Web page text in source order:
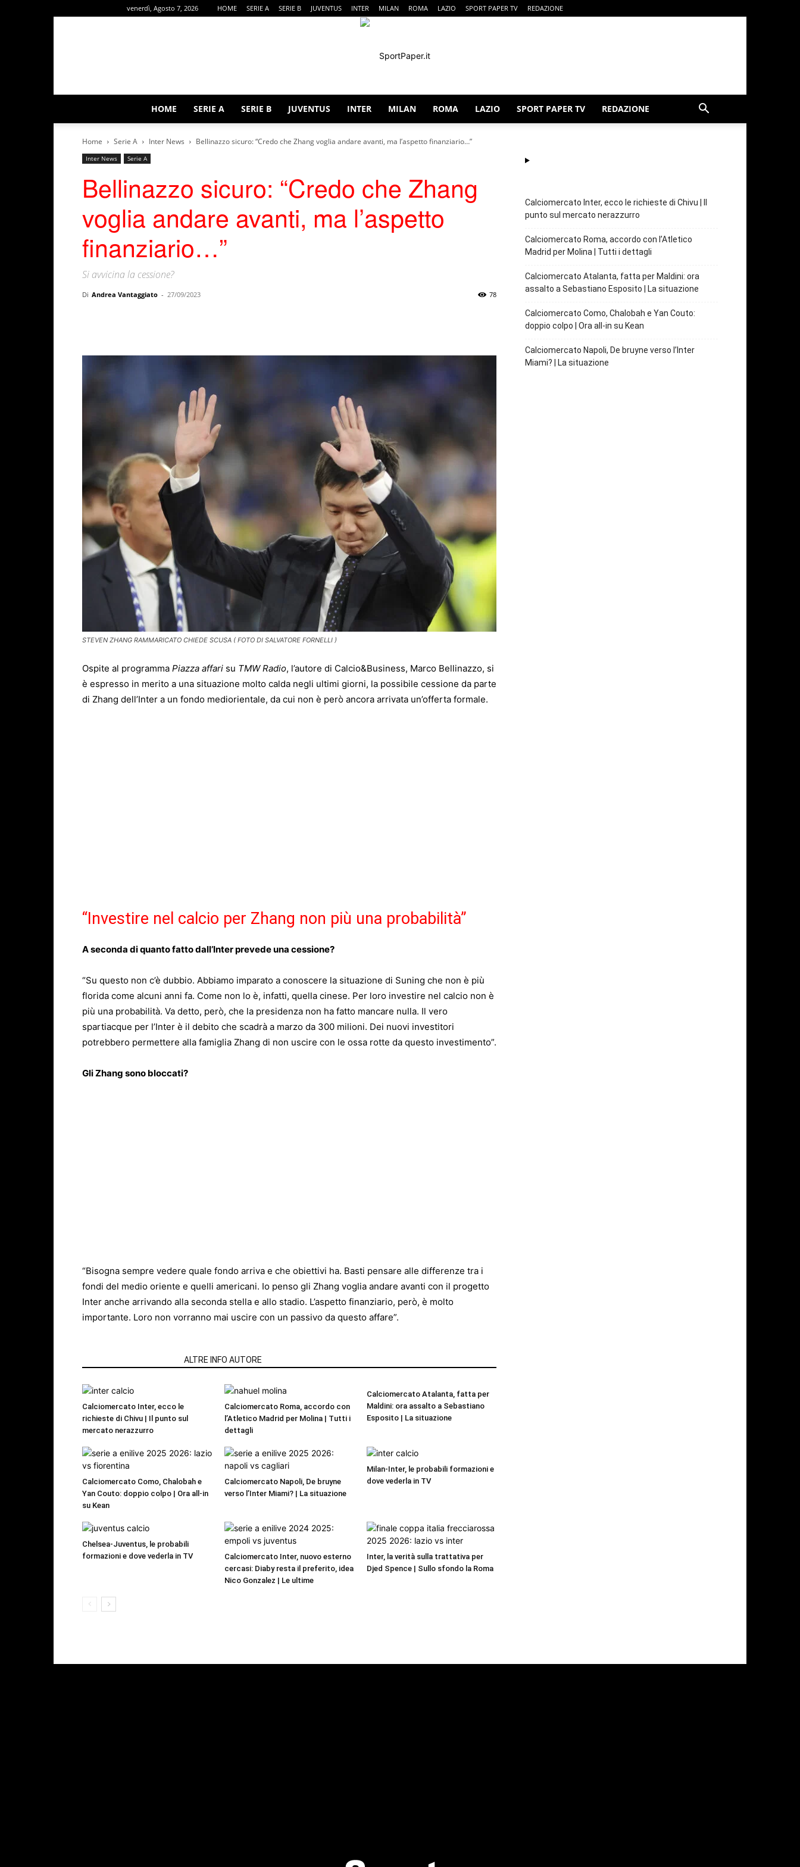
venerdì, Agosto 7, 2026 HOME SERIE A SERIE B JUVENTUS INTER MILAN ROMA LAZIO SPORT PAPER TV REDAZIONE
HOME SERIE A SERIE B JUVENTUS INTER MILAN ROMA LAZIO SPORT PAPER TV REDAZIONE
Home Serie A Inter News Bellinazzo sicuro: “Credo che Zhang voglia andare avanti, ma l’aspetto finanziario…”
Inter News Serie A
Bellinazzo sicuro: “Credo che Zhang
voglia andare avanti, ma l’aspetto
finanziario…”
Si avvicina la cessione?
Di Andrea Vantaggiato - 27/09/2023 78
STEVEN ZHANG RAMMARICATO CHIEDE SCUSA ( FOTO DI SALVATORE FORNELLI )
Ospite al programma Piazza affari su TMW Radio, l’autore di Calcio&Business, Marco Bellinazzo, si
è espresso in merito a una situazione molto calda negli ultimi giorni, la possibile cessione da parte
di Zhang dell’Inter a un fondo mediorientale, da cui non è però ancora arrivata un’offerta formale.
“Investire nel calcio per Zhang non più una probabilità”
A seconda di quanto fatto dall’Inter prevede una cessione?
“Su questo non c’è dubbio. Abbiamo imparato a conoscere la situazione di Suning che non è più
florida come alcuni anni fa. Come non lo è, infatti, quella cinese. Per loro investire nel calcio non è
più una probabilità. Va detto, però, che la presidenza non ha fatto mancare nulla. Il vero
spartiacque per l’Inter è il debito che scadrà a marzo da 300 milioni. Dei nuovi investitori
potrebbero permettere alla famiglia Zhang di non uscire con le ossa rotte da questo investimento”.
Gli Zhang sono bloccati?
“Bisogna sempre vedere quale fondo arriva e che obiettivi ha. Basti pensare alle differenze tra i
fondi del medio oriente e quelli americani. Io penso gli Zhang voglia andare avanti con il progetto
Inter anche arrivando alla seconda stella e allo stadio. L’aspetto finanziario, però, è molto
importante. Loro non vorranno mai uscire con un passivo da questo affare”.
ALTRE INFO AUTORE
Calciomercato Inter, ecco le
richieste di Chivu | Il punto sul
mercato nerazzurro
Calciomercato Roma, accordo con
l’Atletico Madrid per Molina | Tutti i
dettagli
Calciomercato Atalanta, fatta per
Maldini: ora assalto a Sebastiano
Esposito | La situazione
Calciomercato Como, Chalobah e
Yan Couto: doppio colpo | Ora all-in
su Kean
Calciomercato Napoli, De bruyne
verso l’Inter Miami? | La situazione
Milan-Inter, le probabili formazioni e
dove vederla in TV
Chelsea-Juventus, le probabili
formazioni e dove vederla in TV
Calciomercato Inter, nuovo esterno
cercasi: Diaby resta il preferito, idea
Nico Gonzalez | Le ultime
Inter, la verità sulla trattativa per
Djed Spence | Sullo sfondo la Roma
Calciomercato Inter, ecco le richieste di Chivu | Il
punto sul mercato nerazzurro
Calciomercato Roma, accordo con l’Atletico
Madrid per Molina | Tutti i dettagli
Calciomercato Atalanta, fatta per Maldini: ora
assalto a Sebastiano Esposito | La situazione
Calciomercato Como, Chalobah e Yan Couto:
doppio colpo | Ora all-in su Kean
Calciomercato Napoli, De bruyne verso l’Inter
Miami? | La situazione